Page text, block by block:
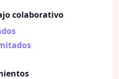
colaborativo